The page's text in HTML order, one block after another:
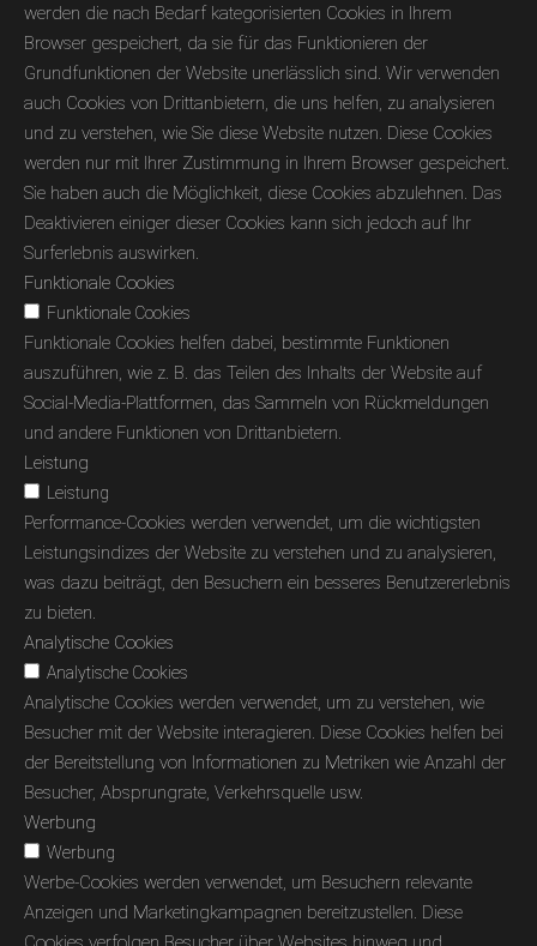
werden die nach Bedarf kategorisierten Cookies in Ihrem
Browser gespeichert, da sie für das Funktionieren der
Grundfunktionen der Website unerlässlich sind. Wir verwenden
auch Cookies von Drittanbietern, die uns helfen, zu analysieren
und zu verstehen, wie Sie diese Website nutzen. Diese Cookies
werden nur mit Ihrer Zustimmung in Ihrem Browser gespeichert.
Sie haben auch die Möglichkeit, diese Cookies abzulehnen. Das
Deaktivieren einiger dieser Cookies kann sich jedoch auf Ihr
Surferlebnis auswirken.
Funktionale Cookies
Funktionale Cookies
Funktionale Cookies helfen dabei, bestimmte Funktionen
auszuführen, wie z. B. das Teilen des Inhalts der Website auf
Social-Media-Plattformen, das Sammeln von Rückmeldungen
und andere Funktionen von Drittanbietern.
Leistung
Leistung
Performance-Cookies werden verwendet, um die wichtigsten
Leistungsindizes der Website zu verstehen und zu analysieren,
was dazu beiträgt, den Besuchern ein besseres Benutzererlebnis
zu bieten.
Analytische Cookies
Analytische Cookies
Analytische Cookies werden verwendet, um zu verstehen, wie
Besucher mit der Website interagieren. Diese Cookies helfen bei
der Bereitstellung von Informationen zu Metriken wie Anzahl der
Besucher, Absprungrate, Verkehrsquelle usw.
Werbung
Werbung
Werbe-Cookies werden verwendet, um Besuchern relevante
Anzeigen und Marketingkampagnen bereitzustellen. Diese